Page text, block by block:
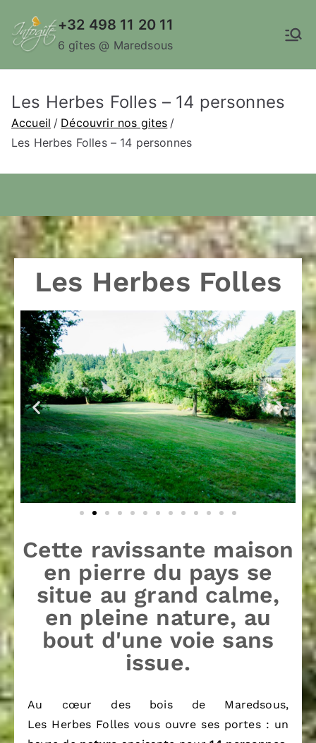
+32 498 11 20 11
6 gîtes @ Maredsous
Les Herbes Folles – 14 personnes
Accueil
Découvrir nos gites
Les Herbes Folles – 14 personnes
Les Herbes Folles
Cette ravissante maison
en pierre du pays se
situe au grand calme,
en pleine nature, au
bout d'une voie sans
issue.
Au cœur des bois de Maredsous,
Les Herbes Folles vous ouvre ses portes : un